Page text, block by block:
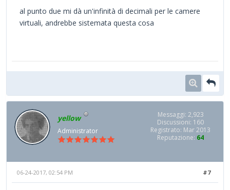
al punto due mi dà un'infinità di decimali per le camere
virtuali, andrebbe sistemata questa cosa
yellow
Administrator
Messaggi: 2,923
Discussioni: 160
Registrato: Mar 2013
Reputazione: 64
#7
06-24-2017, 02:54 PM